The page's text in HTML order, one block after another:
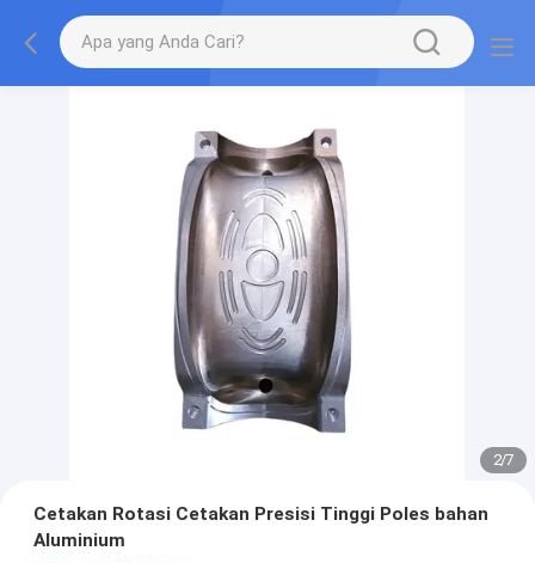
2/7
Cetakan Rotasi Cetakan Presisi Tinggi Poles bahan
Aluminium